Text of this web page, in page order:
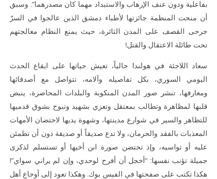
بفاعلية ودون عنف الإرهاب والاستبداد مهما كان مصدرهما”. وسبق
أن منحت المنظمة جائزتها لأطباء دمشق الذين عالجوا في السرّ
جرحى القصف على المدن الثائرة، حيث يمنع النظام معالجتهم
تحت طائلة الاعتقال والقتل!
سعاد اللاجئة في هولندا حالياً، تعيش حياتها على ايقاع الحدث
اليومي السوري، بكل تفاصيله وآلامه، تتواصل مع أصدقائها
ومعارفها، تنشر صور المدن المنكوبة والبلدات المحاصرة، ينبض
قلبها لمظاهرة وتطالب بمعتقل وتعزي بشهيد وتبوح بشوق قدميها
للتظاهر والسير في شوارع مدينتها، وشهوة يديها لاحتضان الأمهات
المعذبات بالفقد والحرمان، ولا تدع صديقاً أو صديقة دون أن تطمئن
عليه أو تواسيه، وإذ تحتضن صورة ابن أخيها أو تستسلم لذكرى
جميلة تؤنب نفسها: “أخجل أن أفرح لوحدي، وإن لم يراني سواي”!
هكذا تكتب على صفحتها في الفيس بوك. وهكذا تعود إلى أوجاع أهل